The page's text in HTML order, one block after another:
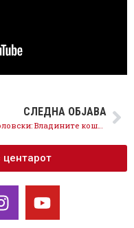
СЛЕДНА ОБЈАВА
Николовски: Владините кошнички не даваат резултат, да се укине ДДВ за храна